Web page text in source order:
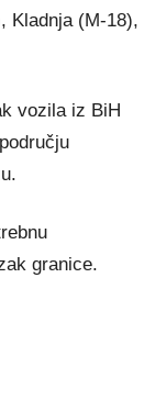
Kladnja (M-18),
vozila iz BiH
granice.